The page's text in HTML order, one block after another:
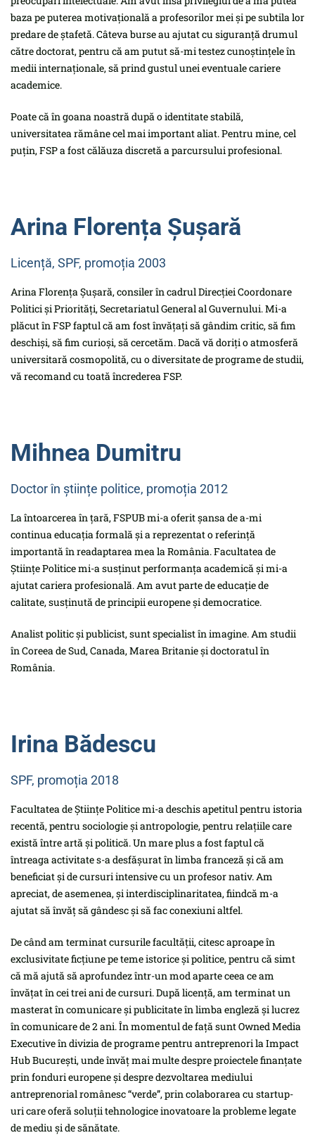
baza pe puterea motivațională a profesorilor mei și pe subtila lor
predare de ștafetă. Câteva burse au ajutat cu siguranță drumul
către doctorat, pentru că am putut să-mi testez cunoștințele în
medii internaționale, să prind gustul unei eventuale cariere
academice.
Poate că în goana noastră după o identitate stabilă,
universitatea rămâne cel mai important aliat. Pentru mine, cel
puțin, FSP a fost călăuza discretă a parcursului profesional.
Arina Florența Șușară
Licență, SPF, promoția 2003
Arina Florența Șușară, consiler în cadrul Direcției Coordonare
Politici și Priorități, Secretariatul General al Guvernului. Mi-a
plăcut în FSP faptul că am fost învățați să gândim critic, să fim
deschiși, să fim curioși, să cercetăm. Dacă vă doriți o atmosferă
universitară cosmopolită, cu o diversitate de programe de studii,
vă recomand cu toată încrederea FSP.
Mihnea Dumitru
Doctor în științe politice, promoția 2012
La întoarcerea în țară, FSPUB mi-a oferit șansa de a-mi
continua educația formală și a reprezentat o referință
importantă în readaptarea mea la România. Facultatea de
Științe Politice mi-a susținut performanța academică și mi-a
ajutat cariera profesională. Am avut parte de educație de
calitate, susținută de principii europene și democratice.
Analist politic și publicist, sunt specialist în imagine. Am studii
în Coreea de Sud, Canada, Marea Britanie și doctoratul în
România.
Irina Bădescu
SPF, promoția 2018
Facultatea de Științe Politice mi-a deschis apetitul pentru istoria
recentă, pentru sociologie și antropologie, pentru relațiile care
există între artă și politică. Un mare plus a fost faptul că
întreaga activitate s-a desfășurat în limba franceză și că am
beneficiat și de cursuri intensive cu un profesor nativ. Am
apreciat, de asemenea, și interdisciplinaritatea, fiindcă m-a
ajutat să învăț să gândesc și să fac conexiuni altfel.
De când am terminat cursurile facultății, citesc aproape în
exclusivitate ficțiune pe teme istorice și politice, pentru că simt
că mă ajută să aprofundez într-un mod aparte ceea ce am
învățat în cei trei ani de cursuri. După licență, am terminat un
masterat în comunicare și publicitate în limba engleză și lucrez
în comunicare de 2 ani. În momentul de față sunt Owned Media
Executive în divizia de programe pentru antreprenori la Impact
Hub București, unde învăț mai multe despre proiectele finanțate
prin fonduri europene și despre dezvoltarea mediului
antreprenorial românesc “verde”, prin colaborarea cu startup-
uri care oferă soluții tehnologice inovatoare la probleme legate
de mediu și de sănătate.